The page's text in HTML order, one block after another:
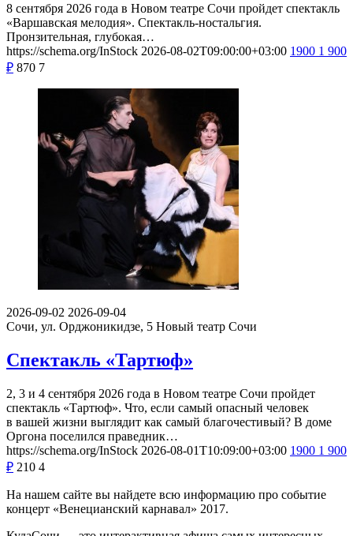
8 сентября 2026 года в Новом театре Сочи пройдет спектакль
«Варшавская мелодия». Спектакль-ностальгия.
Пронзительная, глубокая…
https://schema.org/InStock 2026-08-02T09:00:00+03:00 1900 1 900
₽ 870 7
2026-09-02 2026-09-04
Сочи, ул. Орджоникидзе, 5 Новый театр Сочи
Спектакль «Тартюф»
2, 3 и 4 сентября 2026 года в Новом театре Сочи пройдет
спектакль «Тартюф». Что, если самый опасный человек
в вашей жизни выглядит как самый благочестивый? В доме
Оргона поселился праведник…
https://schema.org/InStock 2026-08-01T10:09:00+03:00 1900 1 900
₽ 210 4
На нашем сайте вы найдете всю информацию про событие
концерт «Венецианский карнавал» 2017.